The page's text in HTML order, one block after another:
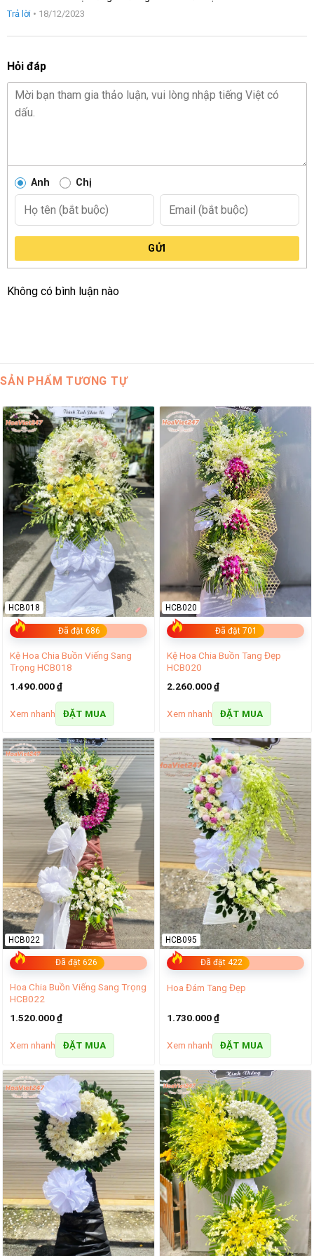
Được xếp
hạng5 5
Trả lời • 18/12/2023
Hỏi đáp
Anh Chị
GỬI
Không có bình luận nào
SẢN PHẨM TƯƠNG TỰ
Đã đặt 686
HCB018
Kệ Hoa Chia Buồn Viếng Sang
Trọng HCB018
1.490.000₫
Xem nhanh ĐẶT MUA
Đã đặt 701
HCB020
Kệ Hoa Chia Buồn Tang Đẹp
HCB020
2.260.000₫
Xem nhanh ĐẶT MUA
Đã đặt 626
HCB022
Hoa Chia Buồn Viếng Sang Trọng
HCB022
1.520.000₫
Xem nhanh ĐẶT MUA
Đã đặt 422
HCB095
Hoa Đám Tang Đẹp
1.730.000₫
Xem nhanh ĐẶT MUA